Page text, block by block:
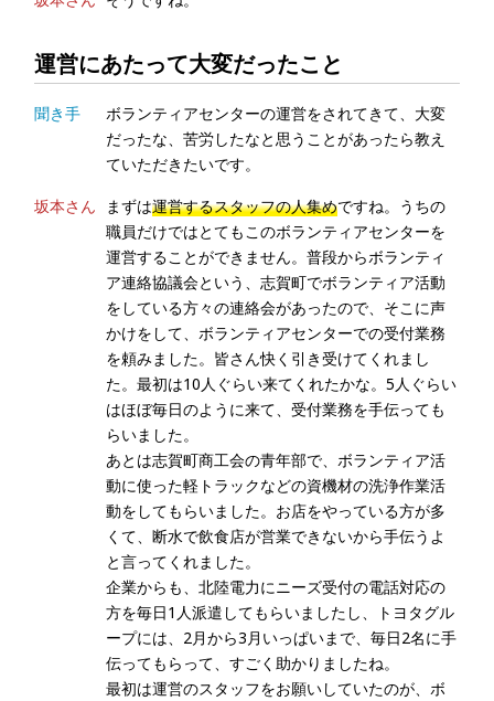
運営にあたって大変だったこと
聞き手
ボランティアセンターの運営をされてきて、大変
だったな、苦労したなと思うことがあったら教え
ていただきたいです。
坂本さん
まずは運営するスタッフの人集めですね。うちの
職員だけではとてもこのボランティアセンターを
運営することができません。普段からボランティ
ア連絡協議会という、志賀町でボランティア活動
をしている方々の連絡会があったので、そこに声
かけをして、ボランティアセンターでの受付業務
を頼みました。皆さん快く引き受けてくれまし
た。最初は10人ぐらい来てくれたかな。5人ぐらい
はほぼ毎日のように来て、受付業務を手伝っても
らいました。
あとは志賀町商工会の青年部で、ボランティア活
動に使った軽トラックなどの資機材の洗浄作業活
動をしてもらいました。お店をやっている方が多
くて、断水で飲食店が営業できないから手伝うよ
と言ってくれました。
企業からも、北陸電力にニーズ受付の電話対応の
方を毎日1人派遣してもらいましたし、トヨタグル
ープには、2月から3月いっぱいまで、毎日2名に手
伝ってもらって、すごく助かりましたね。
最初は運営のスタッフをお願いしていたのが、ボ